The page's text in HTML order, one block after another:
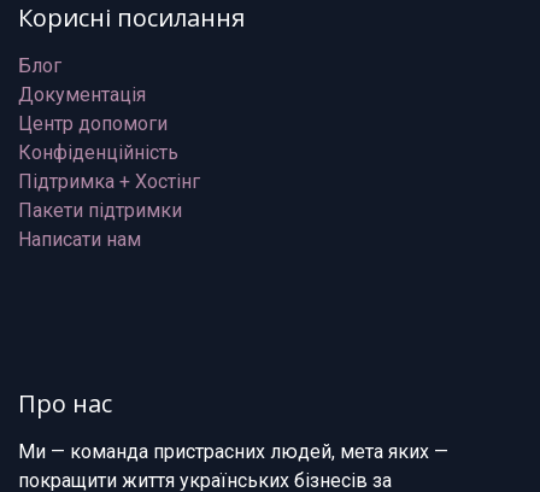
Корисні посилання
Блог
Документація
Центр допомоги
Конфіденційність
Підтримка + Хостінг
Пакети підтримки
Написати нам
Про нас
Ми — команда пристрасних людей, мета яких —
покращити життя українських бізнесів за